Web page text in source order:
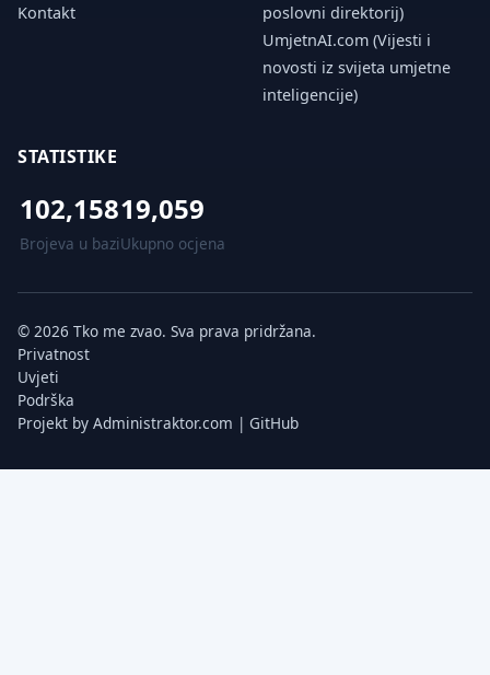
Kontakt
poslovni direktorij)
UmjetnAI.com (Vijesti i
novosti iz svijeta umjetne
inteligencije)
STATISTIKE
102,158
Brojeva u bazi
19,059
Ukupno ocjena
© 2026 Tko me zvao. Sva prava pridržana.
Privatnost
Uvjeti
Podrška
Projekt by Administraktor.com | GitHub